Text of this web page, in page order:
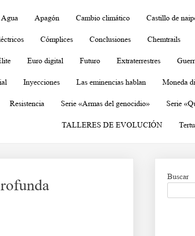
Agua Apagón Cambio climático Castillo de
Cómplices Conclusiones Chemtrails
Euro digital Futuro Extraterrestres
Inyecciones Las eminencias hablan Moneda
Resistencia Serie «Armas del genocidio» Serie
TALLERES DE EVOLUCIÓN
Buscar